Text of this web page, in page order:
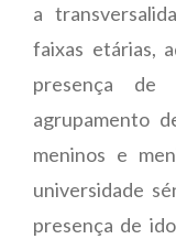
a
faixas etárias,
presença
agrupamento
meninos e
universidade
presença de